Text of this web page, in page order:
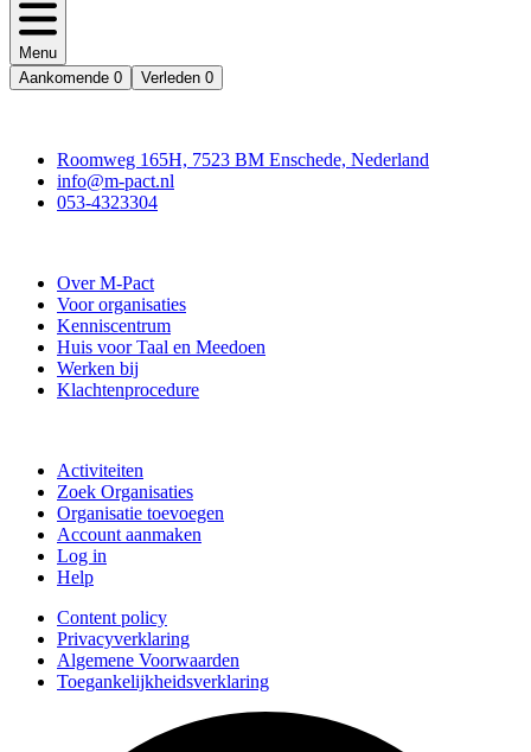
Menu
Aankomende 0 Verleden 0
Roomweg 165H, 7523 BM Enschede, Nederland
info@m-pact.nl
053-4323304
Over M-Pact
Voor organisaties
Kenniscentrum
Huis voor Taal en Meedoen
Werken bij
Klachtenprocedure
Activiteiten
Zoek Organisaties
Organisatie toevoegen
Account aanmaken
Log in
Help
Content policy
Privacyverklaring
Algemene Voorwaarden
Toegankelijkheidsverklaring